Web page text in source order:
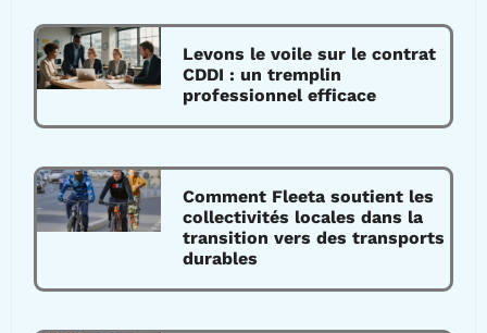
Levons le voile sur le contrat
CDDI : un tremplin
professionnel efficace
Comment Fleeta soutient les
collectivités locales dans la
transition vers des transports
durables